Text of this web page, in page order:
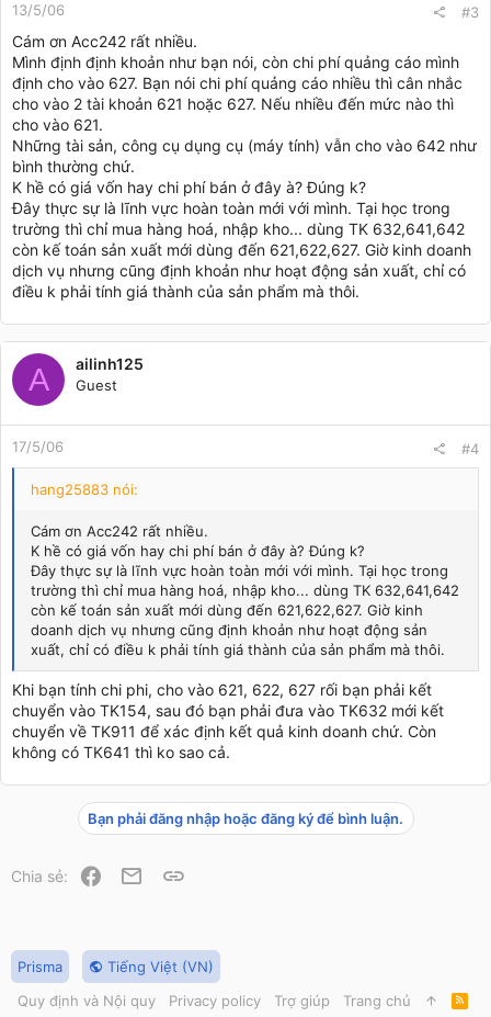
13/5/06 #3
Cám ơn Acc242 rất nhiều.
Mình định định khoản như bạn nói, còn chi phí quảng cáo mình
định cho vào 627. Bạn nói chi phí quảng cáo nhiều thì cân nhắc
cho vào 2 tài khoản 621 hoặc 627. Nếu nhiều đến mức nào thì
cho vào 621.
Những tài sản, công cụ dụng cụ (máy tính) vẫn cho vào 642 như
bình thường chứ.
K hề có giá vốn hay chi phí bán ở đây à? Đúng k?
Đây thực sự là lĩnh vực hoàn toàn mới với mình. Tại học trong
trường thì chỉ mua hàng hoá, nhập kho... dùng TK 632,641,642
còn kế toán sản xuất mới dùng đến 621,622,627. Giờ kinh doanh
dịch vụ nhưng cũng định khoản như hoạt động sản xuất, chỉ có
điều k phải tính giá thành của sản phẩm mà thôi.
A ailinh125
Guest
17/5/06 #4
hang25883 nói:
Cám ơn Acc242 rất nhiều.
K hề có giá vốn hay chi phí bán ở đây à? Đúng k?
Đây thực sự là lĩnh vực hoàn toàn mới với mình. Tại học trong
trường thì chỉ mua hàng hoá, nhập kho... dùng TK 632,641,642
còn kế toán sản xuất mới dùng đến 621,622,627. Giờ kinh
doanh dịch vụ nhưng cũng định khoản như hoạt động sản
xuất, chỉ có điều k phải tính giá thành của sản phẩm mà thôi.
Khi bạn tính chi phi, cho vào 621, 622, 627 rối bạn phải kết
chuyển vào TK154, sau đó bạn phải đưa vào TK632 mới kết
chuyển về TK911 để xác định kết quả kinh doanh chứ. Còn
không có TK641 thì ko sao cả.
Bạn phải đăng nhập hoặc đăng ký để bình luận.
Chia sẻ: Facebook
Email
Prisma
Tiếng Việt (VN)
Quy định và Nội quy
Privacy policy Trợ giúp Trang chủ
R